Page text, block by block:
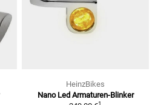
HeinzBikes
Nano Led Armaturen-Blinker
1